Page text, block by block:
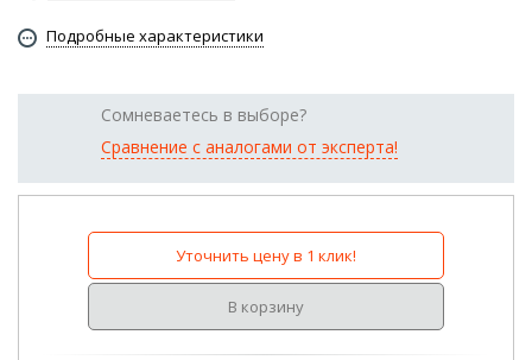
Подробные характеристики
Сомневаетесь в выборе?
Сравнение с аналогами от эксперта!
Уточнить цену в 1 клик!
В корзину